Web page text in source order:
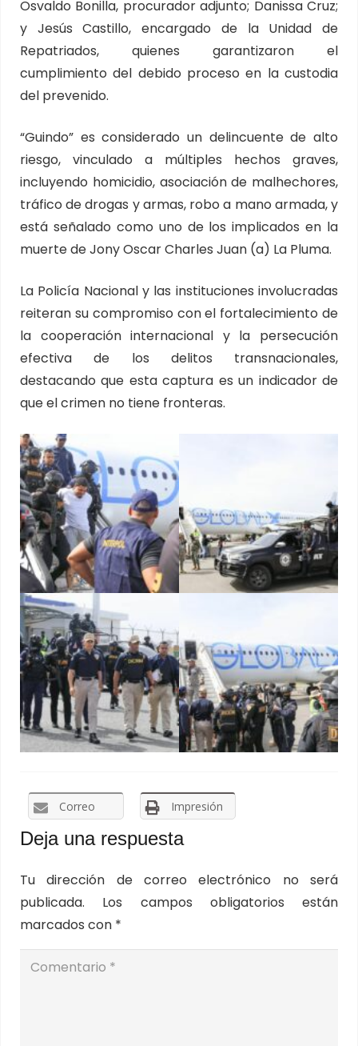
Osvaldo Bonilla, procurador adjunto; Danissa Cruz;
y Jesús Castillo, encargado de la Unidad de
Repatriados, quienes garantizaron el
cumplimiento del debido proceso en la custodia
del prevenido.
“Guindo” es considerado un delincuente de alto
riesgo, vinculado a múltiples hechos graves,
incluyendo homicidio, asociación de malhechores,
tráfico de drogas y armas, robo a mano armada, y
está señalado como uno de los implicados en la
muerte de Jony Oscar Charles Juan (a) La Pluma.
La Policía Nacional y las instituciones involucradas
reiteran su compromiso con el fortalecimiento de
la cooperación internacional y la persecución
efectiva de los delitos transnacionales,
destacando que esta captura es un indicador de
que el crimen no tiene fronteras.
Correo Impresión
Deja una respuesta
Tu dirección de correo electrónico no será
publicada.
Los campos obligatorios están
marcados con *